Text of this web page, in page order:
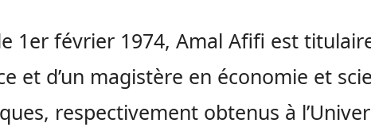
1er février 1974, Amal Afifi est
et d’un magistère en économie et
respectivement obtenus à